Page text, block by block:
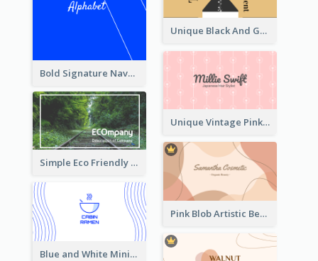
Bold Signature Navy Cool Personal Business Card Designs
Unique Black And Gold Geometric Business Card Templates
Unique Vintage Pink Business Card Design
Simple Eco Friendly Business Card Design
Pink Blob Artistic Beautician Business Card Maker
Blue and White Minimal Ramen Business Card Maker